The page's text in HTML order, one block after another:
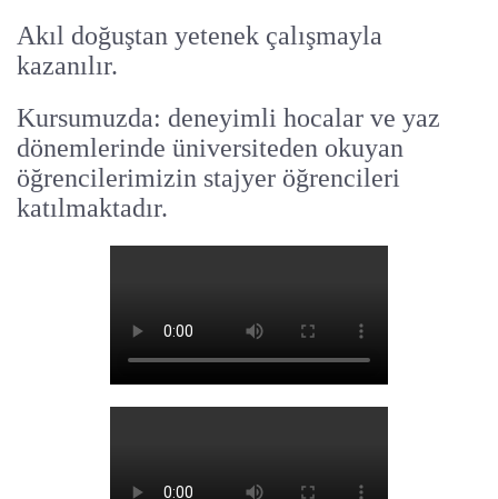
Akıl doğuştan yetenek çalışmayla
kazanılır.
Kursumuzda: deneyimli hocalar ve yaz
dönemlerinde üniversiteden okuyan
öğrencilerimizin stajyer öğrencileri
katılmaktadır.